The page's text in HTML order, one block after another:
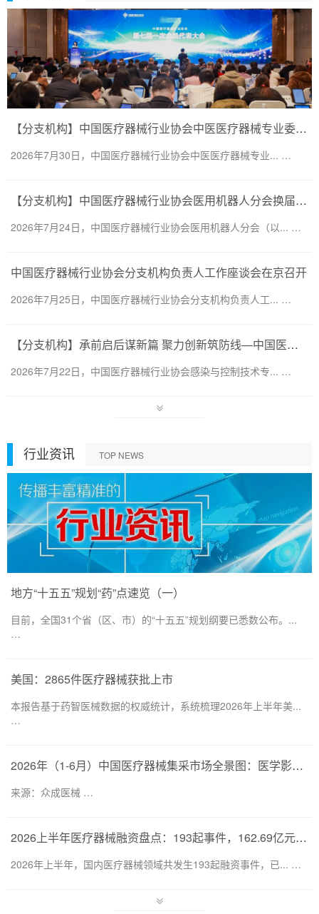
【分支机构】中国医疗器械行业协会中医医疗器械专业委员会换届会议暨第二届一次委员大会圆满召开
2026年7月30日，中国医疗器械行业协会中医医疗器械专业... …
【分支机构】中国医疗器械行业协会医用机器人分会换届会议暨医用机器人创新大会顺利召开
2026年7月24日，中国医疗器械行业协会医用机器人分会（以... …
中国医疗器械行业协会分支机构负责人工作座谈会在京召开
2026年7月25日，中国医疗器械行业协会分支机构负责人工... …
【分支机构】承前启后谋新篇 聚力创新筑防线—中国医疗器械行业协会感染与控制技术专业委员会换届会暨第六届第一次会员代表大会圆满召开
2026年7月22日，中国医疗器械行业协会感染与控制技术专... …
行业资讯 TOP NEWS
地方“十五五”规划“药”点速览（一）
目前，全国31个省（区、市）的“十五五”规划纲要已悉数公布。...
…
美国：2865件医疗器械获批上市
本报告基于药智医械数据的权威统计，系统梳理2026年上半年美...
…
2026年（1-6月）中国医疗器械集采市场全景图：医学影像仍为集采主要目标，部分产品线增速显著
来源：众成医械 …
2026上半年医疗器械融资盘点：193起事件，162.69亿元流向何处？
2026年上半年，国内医疗器械领域共发生193起融资事件，已... …